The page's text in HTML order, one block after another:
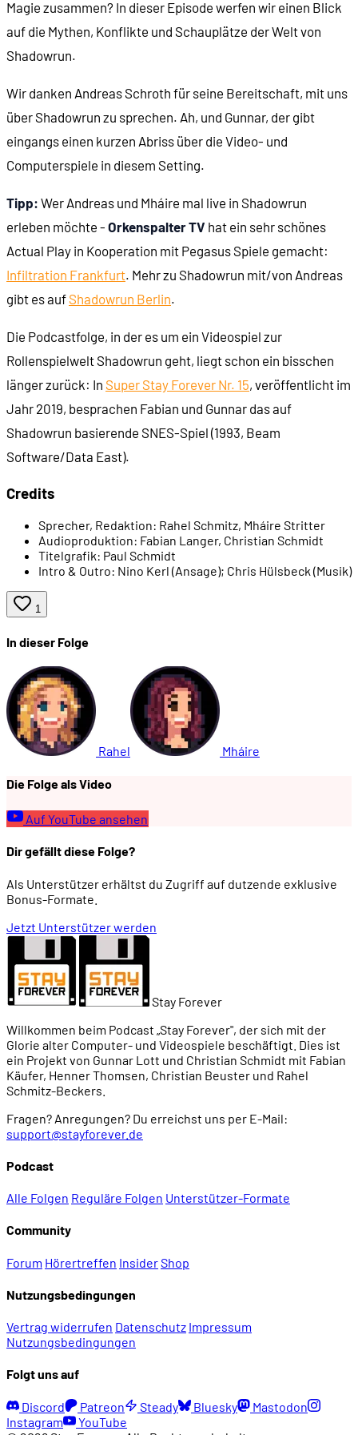
00:38:10 - Konzerne kommen an die Macht
00:40:22
00:46:05 - "Goblinisierung": Trolle und Orks
00:47:35 - Der Matrix-Crash von 2029
00:50:50 - Was sonst noch so passiert
00:53:49 Die Weltkarte in den 2070ern
00:56:47 - Insektengeister in Chicago?!
00:58:21 - Hotspots in Nordamerika
01:05:19 - Japan: wichtig, aber unwichtig
Machtzentren: Megakonzerne und Mafia
01:15:31 - Organisiertes Verbrechen
01:17:51 Eine dystopische, zynische Welt
01:23:25 Spezies und Kreaturen in Shadowrun
01:27:12 - Drachen im Westen ...
01:30:00 - ... und in Fernost
01:31:21 Wichtige Charaktere
01:33:04
01:38:00 - Zaubern und Essenz
01:44:07
01:50:57 Unser Shadowrun-Experte: Andreas Schroth
01:59:21 - Meta-Ebene und Parallelwelten
Magie zusammen? In dieser Episode werfen wir einen Blick
auf die Mythen, Konflikte und Schauplätze der Welt von
Shadowrun.
Wir danken Andreas Schroth für seine Bereitschaft, mit uns
über Shadowrun zu sprechen. Ah, und Gunnar, der gibt
eingangs einen kurzen Abriss über die Video- und
Computerspiele in diesem Setting.
Tipp: Wer Andreas und Mháire mal live in Shadowrun
erleben möchte - Orkenspalter TV hat ein sehr schönes
Actual Play in Kooperation mit Pegasus Spiele gemacht:
Infiltration Frankfurt. Mehr zu Shadowrun mit/von Andreas
gibt es auf Shadowrun Berlin.
Die Podcastfolge, in der es um ein Videospiel zur
Rollenspielwelt Shadowrun geht, liegt schon ein bisschen
länger zurück: In Super Stay Forever Nr. 15, veröffentlicht im
Jahr 2019, besprachen Fabian und Gunnar das auf
Shadowrun basierende SNES-Spiel (1993, Beam
Software/Data East).
Credits
Sprecher, Redaktion: Rahel Schmitz, Mháire Stritter
Audioproduktion: Fabian Langer, Christian Schmidt
Titelgrafik: Paul Schmidt
Intro & Outro: Nino Kerl (Ansage); Chris Hülsbeck (Musik)
1
In dieser Folge
Rahel Mháire
Die Folge als Video
Auf YouTube ansehen
Dir gefällt diese Folge?
Als Unterstützer erhältst du Zugriff auf dutzende exklusive
Bonus-Formate.
Jetzt Unterstützer werden
Stay Forever
Willkommen beim Podcast „Stay Forever", der sich mit der
Glorie alter Computer- und Videospiele beschäftigt. Dies ist
ein Projekt von Gunnar Lott und Christian Schmidt mit Fabian
Käufer, Henner Thomsen, Christian Beuster und Rahel
Schmitz-Beckers.
Fragen? Anregungen? Du erreichst uns per E-Mail:
support@stayforever.de
Podcast
Alle Folgen Reguläre Folgen Unterstützer-Formate
Community
Forum Hörertreffen InsiderShop
Nutzungsbedingungen
Vertrag widerrufen Datenschutz Impressum
Nutzungsbedingungen
Folgt uns auf
Discord Patreon Steady Bluesky
Mastodon
Instagram
YouTube